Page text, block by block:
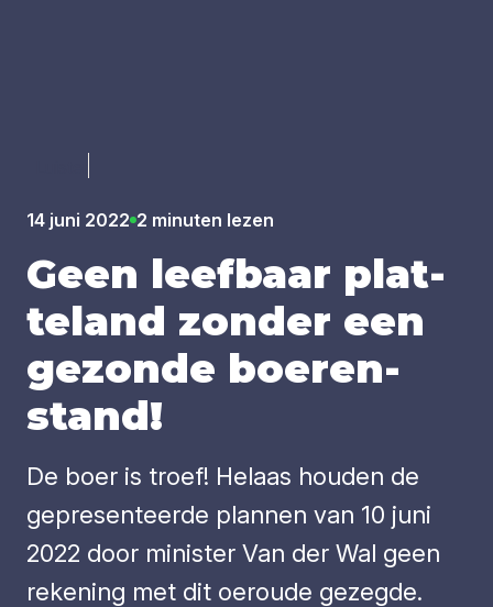
14 juni 2022 2 minuten lezen
Geen leef­baar plat­
te­land zon­der een
gezon­de boe­ren­
stand!
De boer is troef! Helaas houden de
gepresenteerde plannen van 10 juni
2022 door minister Van der Wal geen
rekening met dit oeroude gezegde.